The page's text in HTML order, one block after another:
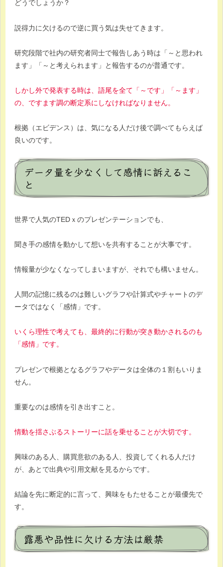
どうでしょうか？
説得力に欠けるので逆に買う気は失せてきます。
研究段階で社内の研究者同士で報告しあう時は「～と思われ
ます」「～と考えられます」と報告するのが普通です。
しかし外で発表する時は、語尾を全て「～です」「～ます」
の、ですます調の断定系にしなければなりません。
根拠（エビデンス）は、気になる人だけ後で調べてもらえば
良いのです。
データ量を少なくして感情に訴えるこ
と
世界で人気のTEDｘのプレゼンテーションでも、
聞き手の感情を動かして想いを共有することが大事です。
情報量が少なくなってしまいますが、それでも構いません。
人間の記憶に残るのは難しいグラフや計算式やチャートのデ
ータではなく「感情」です。
いくら理性で考えても、最終的に行動が突き動かされるのも
「感情」です。
プレゼンで根拠となるグラフやデータは全体の１割もいりま
せん。
重要なのは感情を引き出すこと。
情動を揺さぶるストーリーに話を乗せることが大切です。
興味のある人、購買意欲のある人、投資してくれる人だけ
が、あとで出典や引用文献を見るからです。
結論を先に断定的に言って、興味をもたせることが最優先で
す。
露悪や品性に欠ける方法は厳禁